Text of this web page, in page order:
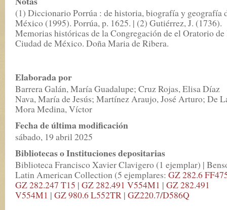
(1) Diccionario Porrúa : de historia, biografía y geografía
México (1995). Porrúa, p. 1625. | (2) Gutiérrez, J. (1736).
Memorias históricas de la Congregación de el Oratorio de
Ciudad de México. Doña Maria de Ribera.
Elaborada por
Barrera Galán, María Guadalupe; Cruz Rojas, Elisa Díaz
Nava, María de Jesús; Martínez Araujo, José Arturo; De
Mora Medina, Víctor
Fecha de última modificación
sábado, 19 abril 2025
Bibliotecas o Instituciones depositarias
Biblioteca Francisco Xavier Clavigero (1 ejemplar) |
Latin American Collection (5 ejemplares: GZ 282.6
GZ 282.247 T15 | GZ 282.491 V554M1 | GZ 282.491
V554M1 | GZ 980.6 L552TR | GZ220.7/D586Q